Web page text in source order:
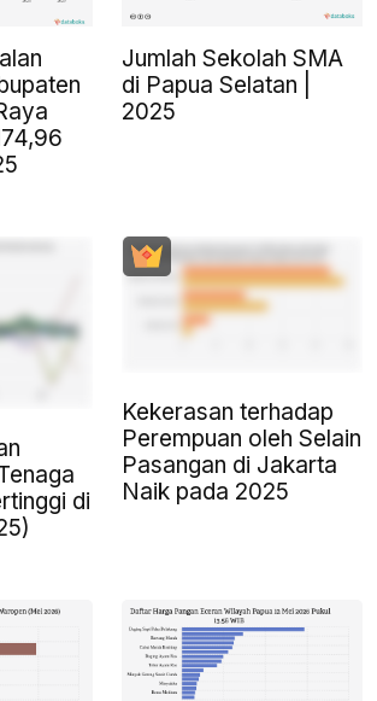
Jumlah Sekolah SMA
di Papua Selatan |
2025
di
Kekerasan terhadap
Perempuan oleh Selain
Pasangan di Jakarta
Naik pada 2025